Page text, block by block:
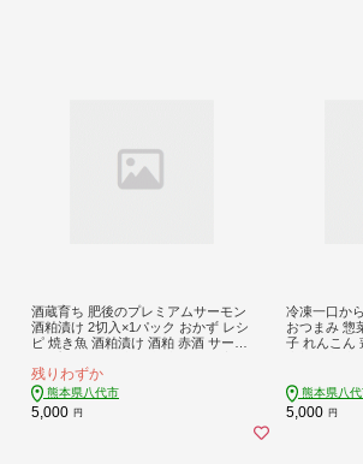
酒蔵育ち 肥後のプレミアムサーモン
酒粕漬け 2切入×1パック おかず レシ
ピ 焼き魚 酒粕漬け 酒粕 赤酒 サーモ
残りわずか
熊本県八代市
5,000 円
冷凍一口か
おつまみ 惣
子 れんこん
熊本県八
5,000 円